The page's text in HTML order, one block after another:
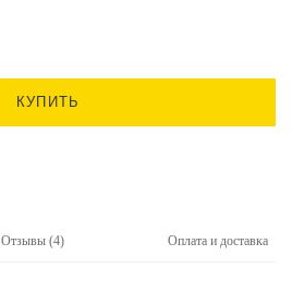
КУПИТЬ
Отзывы (4) Оплата и доставка